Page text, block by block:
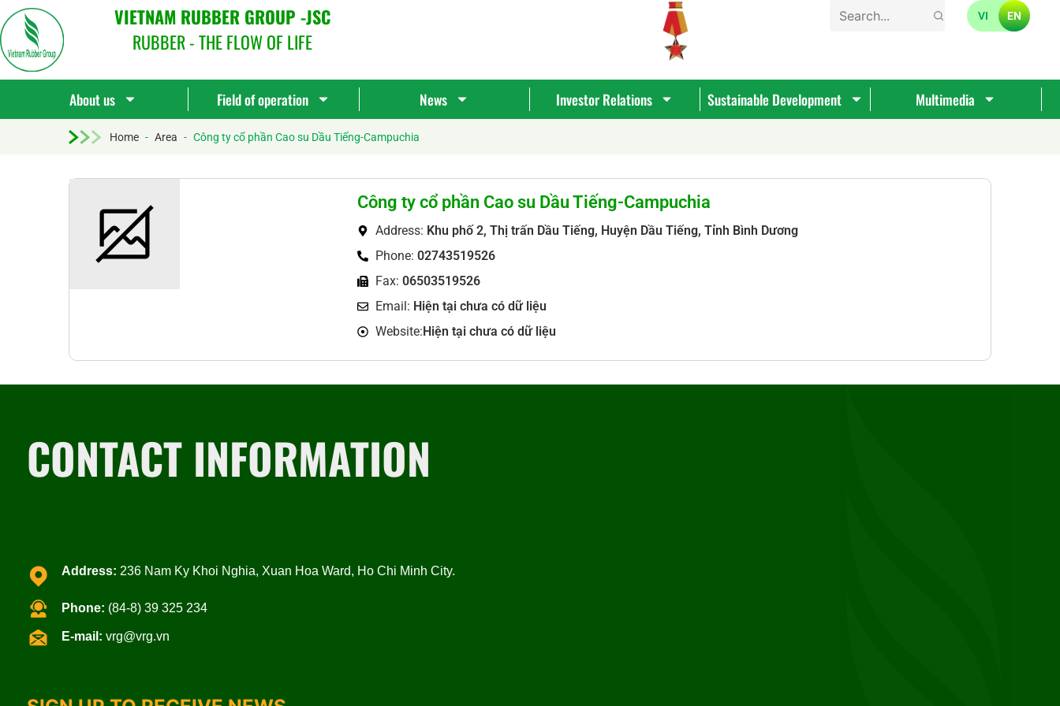
VIETNAM RUBBER GROUP -JSC
RUBBER - THE FLOW OF LIFE
VI EN
About us Field of operation News Investor Relations Sustainable Development Multimedia
Home - Area - Công ty cổ phần Cao su Dầu Tiếng-Campuchia
Công ty cổ phần Cao su Dầu Tiếng-Campuchia
Address: Khu phố 2, Thị trấn Dầu Tiếng, Huyện Dầu Tiếng, Tỉnh Bình Dương
Phone: 02743519526
Fax: 06503519526
Email: Hiện tại chưa có dữ liệu
Website:Hiện tại chưa có dữ liệu
CONTACT INFORMATION
Address: 236 Nam Ky Khoi Nghia, Xuan Hoa Ward, Ho Chi Minh City.
Phone: (84-8) 39 325 234
E-mail: vrg@vrg.vn
kiếm...